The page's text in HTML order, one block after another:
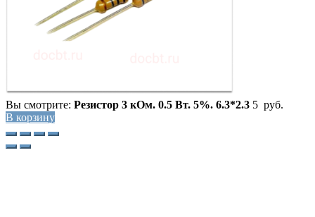
Вы смотрите: Резистор 3 кОм. 0.5 Вт. 5%. 6.3*2.3 5 руб.
В корзину